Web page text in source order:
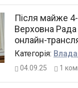
Після майже 4-
Верховна Рада
онлайн-
Категорiя: Влада
04.09.25 1